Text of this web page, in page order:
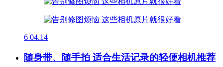
6 04.14
随身带、随手拍 适合生活记录的轻便相机推荐